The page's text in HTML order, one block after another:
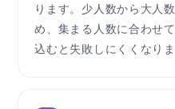
ります。少人数から大人
め、集まる人数に合わせ
込むと失敗しにくくなりま